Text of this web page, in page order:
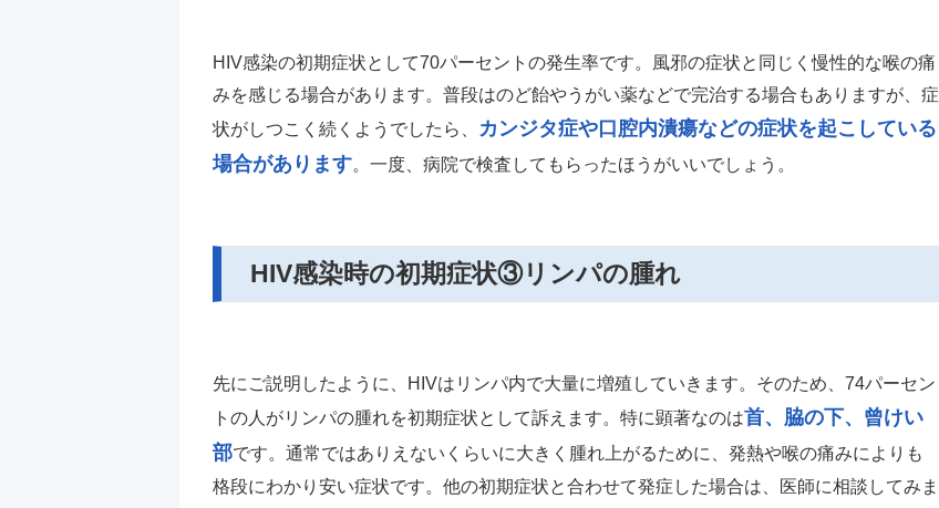
HIV感染の初期症状として70パーセントの発生率です。風邪の症状と同じく慢性的な喉の痛
みを感じる場合があります。普段はのど飴やうがい薬などで完治する場合もありますが、症
状がしつこく続くようでしたら、
カンジタ症や口腔内潰瘍などの症状を起こしている
場合があります。一度、病院で検査してもらったほうがいいでしょう。
HIV感染時の初期症状③リンパの腫れ
先にご説明したように、HIVはリンパ内で大量に増殖していきます。そのため、74パーセン
トの人がリンパの腫れを初期症状として訴えます。特に顕著なのは首、脇の下、曾けい
部です。通常ではありえないくらいに大きく腫れ上がるために、発熱や喉の痛みによりも
格段にわかり安い症状です。他の初期症状と合わせて発症した場合は、医師に相談してみま